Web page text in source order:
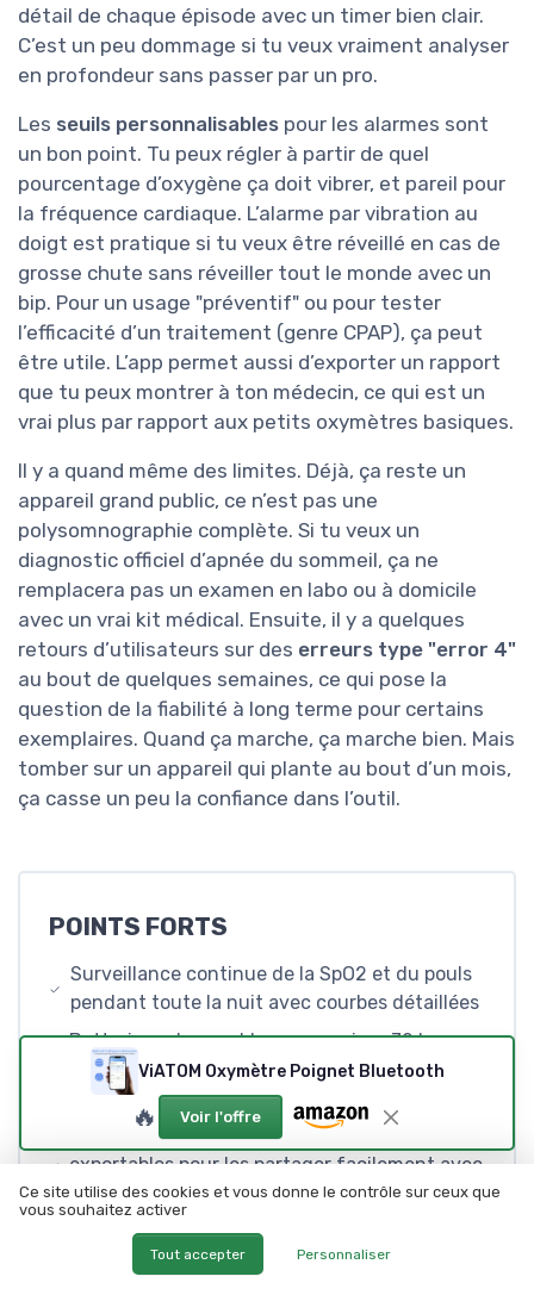
détail de chaque épisode avec un timer bien clair.
C’est un peu dommage si tu veux vraiment analyser
en profondeur sans passer par un pro.
Les seuils personnalisables pour les alarmes sont
un bon point. Tu peux régler à partir de quel
pourcentage d’oxygène ça doit vibrer, et pareil pour
la fréquence cardiaque. L’alarme par vibration au
doigt est pratique si tu veux être réveillé en cas de
grosse chute sans réveiller tout le monde avec un
bip. Pour un usage "préventif" ou pour tester
l’efficacité d’un traitement (genre CPAP), ça peut
être utile. L’app permet aussi d’exporter un rapport
que tu peux montrer à ton médecin, ce qui est un
vrai plus par rapport aux petits oxymètres basiques.
Il y a quand même des limites. Déjà, ça reste un
appareil grand public, ce n’est pas une
polysomnographie complète. Si tu veux un
diagnostic officiel d’apnée du sommeil, ça ne
remplacera pas un examen en labo ou à domicile
avec un vrai kit médical. Ensuite, il y a quelques
retours d’utilisateurs sur des erreurs type "error 4"
au bout de quelques semaines, ce qui pose la
question de la fiabilité à long terme pour certains
exemplaires. Quand ça marche, ça marche bien. Mais
tomber sur un appareil qui plante au bout d’un mois,
ça casse un peu la confiance dans l’outil.
POINTS FORTS
Surveillance continue de la SpO2 et du pouls
pendant toute la nuit avec courbes détaillées
Batterie rechargeable avec environ 72 heures
d’autonomie, pratique pour plusieurs nuits
sans recharge
Seuils d’alerte personnalisables et rapports
exportables pour les partager facilement avec
un médecin
POINTS FAIBLES
ViATOM Oxymètre Poignet Bluetooth
🔥 Voir l'offre
Ce site utilise des cookies et vous donne le contrôle sur ceux que
vous souhaitez activer
Tout accepter Personnaliser